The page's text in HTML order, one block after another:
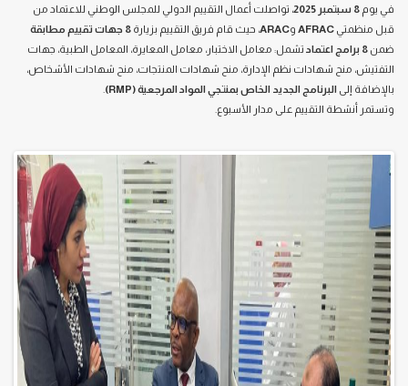
في يوم 8 سبتمبر 2025
، تواصلت أعمال التقييم الدولي للمجلس الوطني للاعتماد من
قبل منظمتي AFRAC وARAC، حيث قام فريق التقييم بزيارة 8 جهات تقييم مطابقة
ضمن 8 برامج اعتماد
تشمل: معامل الاختبار، معامل المعايرة، المعامل الطبية، جهات
التفتيش، منح شهادات نظم الإدارة، منح شهادات المنتجات، منح شهادات الأشخاص،
بالإضافة إلى البرنامج الجديد الخاص بمنتجي المواد المرجعية (RMP)
وتستمر أنشطة التقييم على مدار الأسبوع.